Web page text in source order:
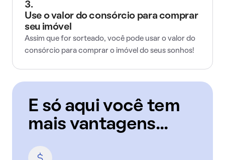
3.
Use o valor do consórcio para comprar
seu imóvel
Assim que for sorteado, você pode usar o valor do
consórcio para comprar o imóvel do seus sonhos!
E só aqui você tem
mais vantagens...